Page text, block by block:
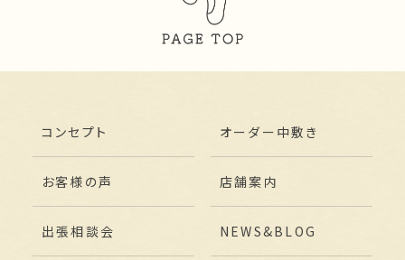
コンセプト オーダー中敷き
お客様の声 店舗案内
出張相談会 NEWS&BLOG